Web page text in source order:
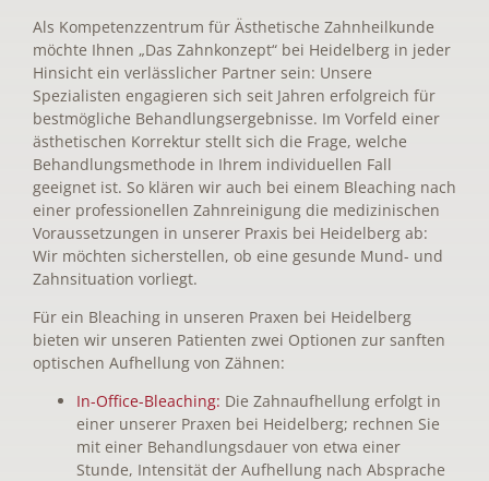
Als Kompetenzzentrum für Ästhetische Zahnheilkunde
möchte Ihnen „Das Zahnkonzept“ bei Heidelberg in jeder
Hinsicht ein verlässlicher Partner sein: Unsere
Spezialisten engagieren sich seit Jahren erfolgreich für
bestmögliche Behandlungsergebnisse. Im Vorfeld einer
ästhetischen Korrektur stellt sich die Frage, welche
Behandlungsmethode in Ihrem individuellen Fall
geeignet ist. So klären wir auch bei einem Bleaching nach
einer professionellen Zahnreinigung die medizinischen
Voraussetzungen in unserer Praxis bei Heidelberg ab:
Wir möchten sicherstellen, ob eine gesunde Mund- und
Zahnsituation vorliegt.
Für ein Bleaching in unseren Praxen bei Heidelberg
bieten wir unseren Patienten zwei Optionen zur sanften
optischen Aufhellung von Zähnen:
In-Office-Bleaching: Die Zahnaufhellung erfolgt in
einer unserer Praxen bei Heidelberg; rechnen Sie
mit einer Behandlungsdauer von etwa einer
Stunde, Intensität der Aufhellung nach Absprache